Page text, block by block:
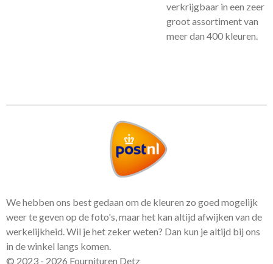
verkrijgbaar in een zeer
groot assortiment van
meer dan 400 kleuren.
We hebben ons best gedaan om de kleuren zo goed mogelijk
weer te geven op de foto's, maar het kan altijd afwijken van de
werkelijkheid. Wil je het zeker weten? Dan kun je altijd bij ons
in de winkel langs komen.
© 2023 - 2026 Fournituren Detz